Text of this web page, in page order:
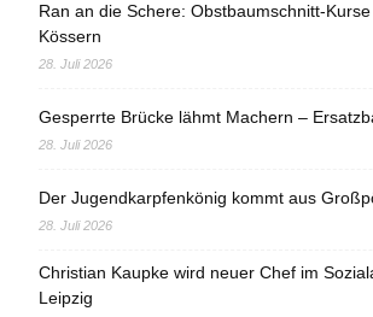
Ran an die Schere: Obstbaumschnitt-
Kössern
28. Juli 2026
Gesperrte Brücke lähmt Machern –
28. Juli 2026
Der Jugendkarpfenkönig kommt aus
28. Juli 2026
Christian Kaupke wird neuer Chef im
Leipzig